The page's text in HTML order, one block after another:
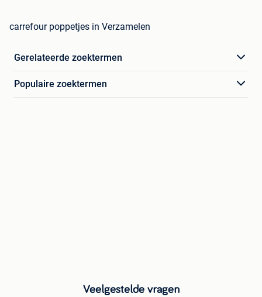
carrefour poppetjes in Verzamelen
Gerelateerde zoektermen
Populaire zoektermen
Veelgestelde vragen